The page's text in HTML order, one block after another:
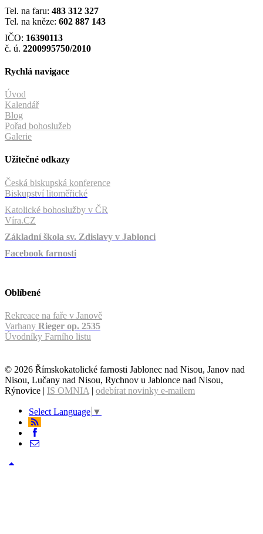
Tel. na faru: 483 312 327
Tel. na kněze: 602 887 143
IČO: 16390113
č. ú. 2200995750/2010
Rychlá navigace
Úvod
Kalendář
Blog
Pořad bohoslužeb
Galerie
Užitečné odkazy
Česká biskupská konference
Biskupství litoměřické
Katolické bohoslužby v ČR
Víra.CZ
Základní škola sv. Zdislavy v Jablonci
Facebook farnosti
Oblíbené
Rekreace na faře v Janově
Varhany Rieger op. 2535
Úvodníky Farního listu
© 2026 Římskokatolické farnosti Jablonec nad Nisou, Janov nad
Nisou, Lučany nad Nisou, Rychnov u Jablonce nad Nisou,
Rýnovice | IS OMNIA | odebírat novinky e-mailem
Select Language ▼